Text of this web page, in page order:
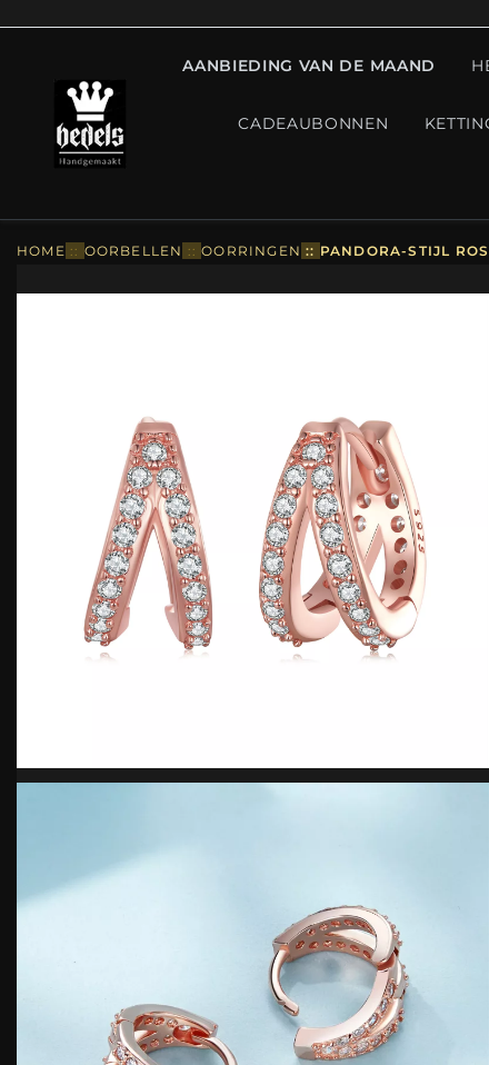
AANBIEDING VAN DE MAAND
CADEAUBONNEN
HOME :: OORBELLEN ::OORRINGEN :: PANDORA-STIJL